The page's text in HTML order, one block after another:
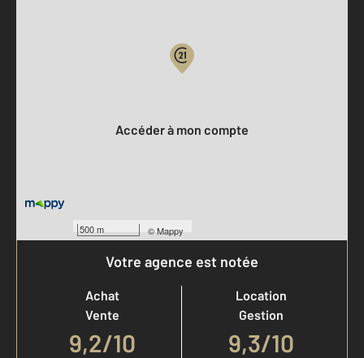
500 m ©Mappy
Accéder à mon compte
Votre agence est notée
Achat
Vente
9,2/10
Location
Gestion
9,3/10